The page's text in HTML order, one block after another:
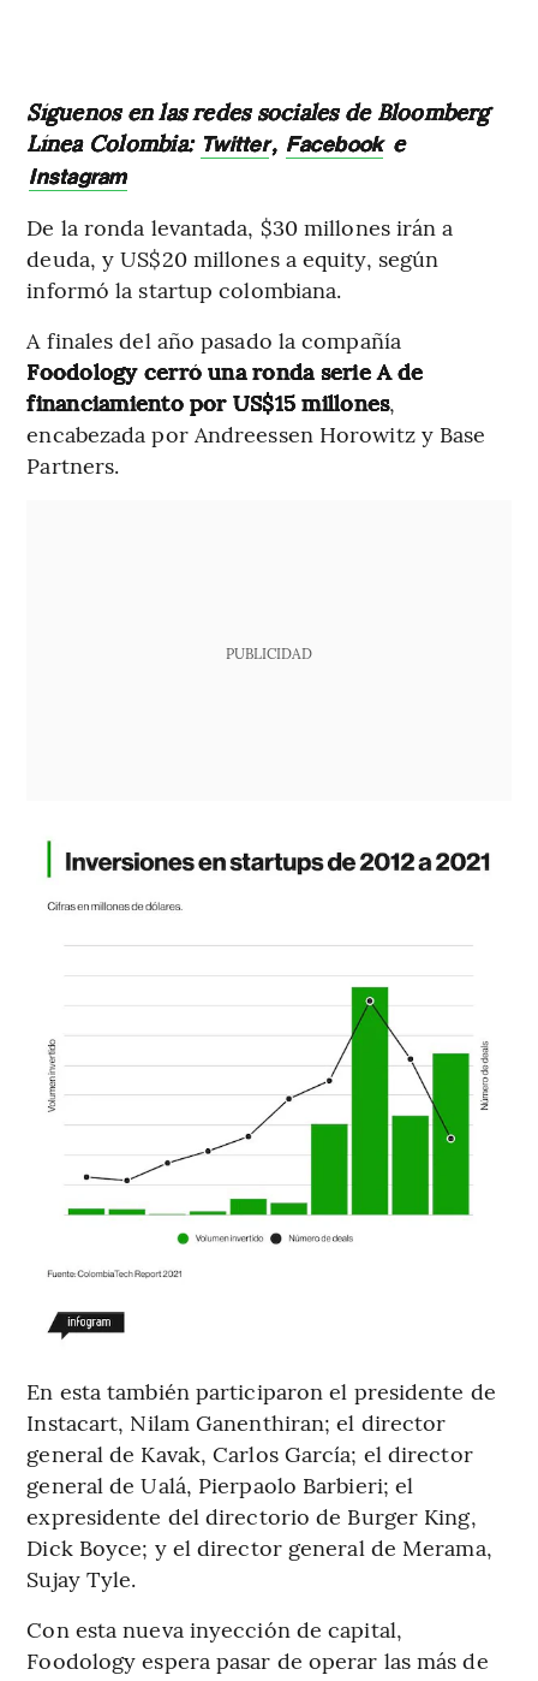
Síguenos en las redes sociales de Bloomberg
Línea Colombia: Twitter, Facebook e
Instagram
De la ronda levantada, $30 millones irán a
deuda, y US$20 millones a equity, según
informó la startup colombiana.
A finales del año pasado la compañía
Foodology cerró una ronda serie A de
financiamiento por US$15 millones,
encabezada por Andreessen Horowitz y Base
Partners.
PUBLICIDAD
En esta también participaron el presidente de
Instacart, Nilam Ganenthiran; el director
general de Kavak, Carlos García; el director
general de Ualá, Pierpaolo Barbieri; el
expresidente del directorio de Burger King,
Dick Boyce; y el director general de Merama,
Sujay Tyle.
Con esta nueva inyección de capital,
Foodology espera pasar de operar las más de